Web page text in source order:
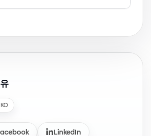
KO
LinkedIn